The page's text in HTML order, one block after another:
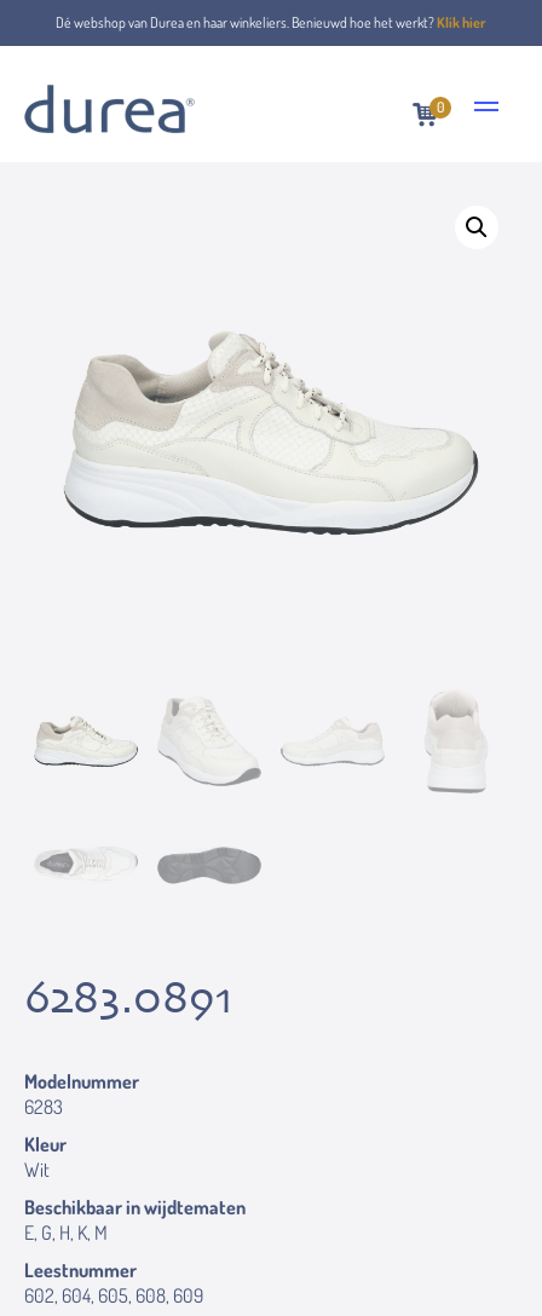
Dé webshop van Durea en haar winkeliers. Benieuwd hoe het werkt?Klik hier
0
Home Veterschoenen
6283.0891
Modelnummer
6283
Kleur
Wit
Beschikbaar in wijdtematen
E, G, H, K, M
Leestnummer
602, 604, 605, 608, 609